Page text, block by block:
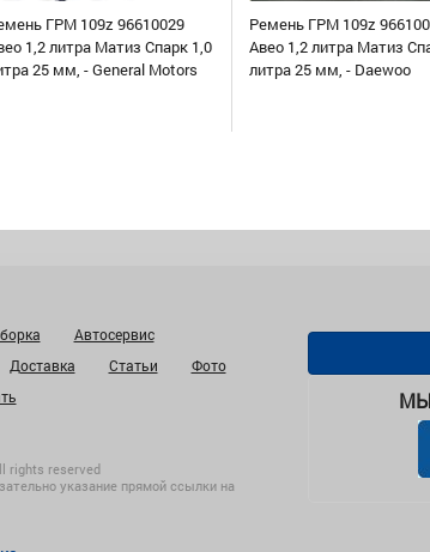
ГРМ 109z 96610029
1,2 литра Матиз Спарк 1,0
25 мм, - General Motors
Ремень ГРМ 109z
Авео 1,2 литра Матиз
литра 25 мм, - Daewoo
Автосервис
Доставка Статьи
Фото
rights reserved
указание прямой ссылки на
МЫ